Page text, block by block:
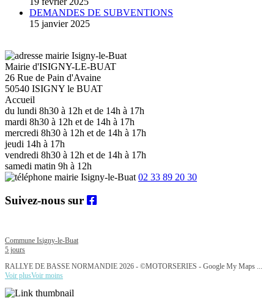
DEMANDES DE SUBVENTIONS
15 janvier 2025
Mairie d'ISIGNY-LE-BUAT
26 Rue de Pain d'Avaine
50540 ISIGNY le BUAT
Accueil
du lundi 8h30 à 12h et de 14h à 17h
mardi 8h30 à 12h et de 14h à 17h
mercredi 8h30 à 12h et de 14h à 17h
jeudi 14h à 17h
vendredi 8h30 à 12h et de 14h à 17h
samedi matin 9h à 12h
02 33 89 20 30
Suivez-nous sur
Commune Isigny-le-Buat
5 jours
RALLYE DE BASSE NORMANDIE 2026 - ©MOTORSERIES - Google My Maps ...
Voir plusVoir moins